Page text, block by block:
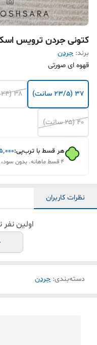
کتونی جردن ترویس
برند: جردن
قهوه ای صورتی
۳۷ (۲۳/۵ سانت) ۳۸ (۲۴ سانت)
۴۰ (۲۵ سانت)
هر قسط با ترب‌پی:
۴ قسط ماهانه. بدون سود، چک و ضامن.
نظرات کاربران
اولین
دسته‌بندی: جردن